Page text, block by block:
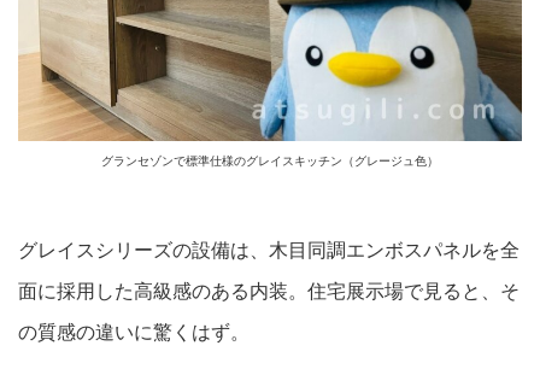
グランセゾンで標準仕様のグレイスキッチン（グレージュ色）
グレイスシリーズの設備は、木目同調エンボスパネルを全
面に採用した高級感のある内装。住宅展示場で見ると、そ
の質感の違いに驚くはず。